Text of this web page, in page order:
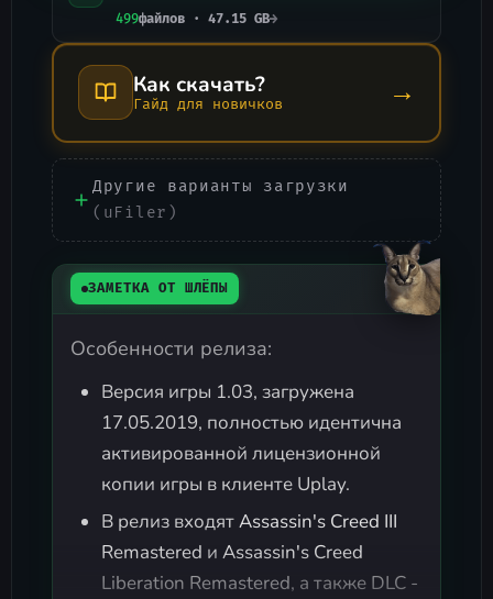
499файлов · 47.15 GB→
Как скачать?
Гайд для новичков →
Другие варианты загрузки
(uFiler)
ЗАМЕТКА ОТ ШЛЁПЫ
Особенности релиза:
Версия игры 1.03, загружена
17.05.2019, полностью идентична
активированной лицензионной
копии игры в клиенте Uplay.
В релиз входятAssassin's Creed III
Remastered и Assassin's Creed
Liberation Remastered, а также DLC -